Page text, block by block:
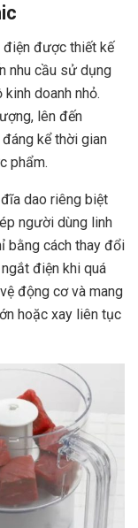
điện được thiết kế
nhu cầu sử dụng
doanh nhỏ.
lên đến
kể thời gian
phẩm.
dao riêng biệt
người dùng linh
bằng cách thay đổi
điện khi quá
động cơ và mang
hoặc xay liên tục